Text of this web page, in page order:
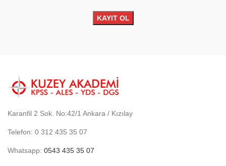
Karanfil 2 Sok. No:42/1 Ankara / Kızılay
Telefon: 0 312 435 35 07
Whatsapp: 0543 435 35 07